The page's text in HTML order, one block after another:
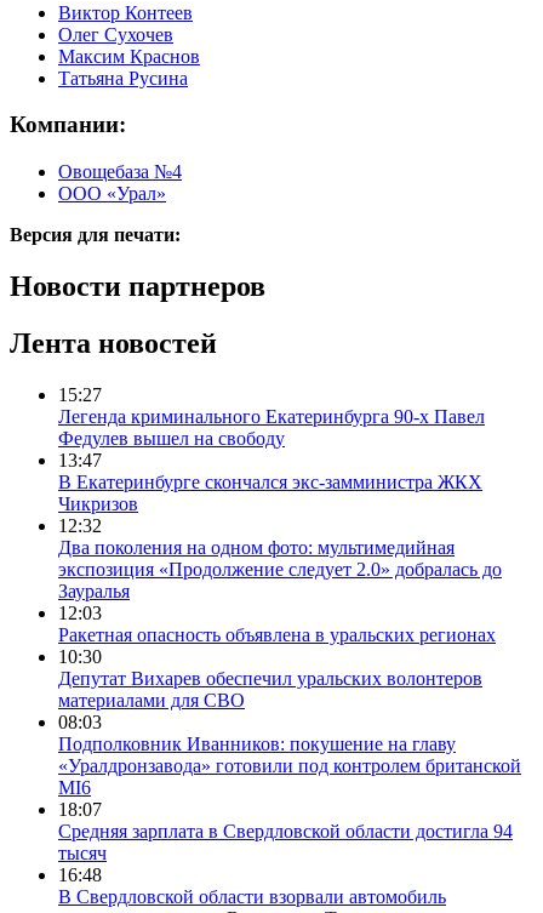
Виктор Контеев
Олег Сухочев
Максим Краснов
Татьяна Русина
Компании:
Овощебаза №4
ООО «Урал»
Версия для печати:
Новости партнеров
Лента новостей
15:27
Легенда криминального Екатеринбурга 90-х Павел
Федулев вышел на свободу
13:47
В Екатеринбурге скончался экс-замминистра ЖКХ
Чикризов
12:32
Два поколения на одном фото: мультимедийная
экспозиция «Продолжение следует 2.0» добралась до
Зауралья
12:03
Ракетная опасность объявлена в уральских регионах
10:30
Депутат Вихарев обеспечил уральских волонтеров
материалами для СВО
08:03
Подполковник Иванников: покушение на главу
«Уралдронзавода» готовили под контролем британской
MI6
18:07
Средняя зарплата в Свердловской области достигла 94
тысяч
16:48
В Свердловской области взорвали автомобиль